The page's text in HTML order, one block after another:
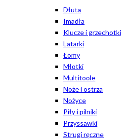
Dłuta
Imadła
Klucze i grzechotki
Latarki
Łomy
Młotki
Multitoole
Noże i ostrza
Nożyce
Piły i pilniki
Przyssawki
Strugi ręczne